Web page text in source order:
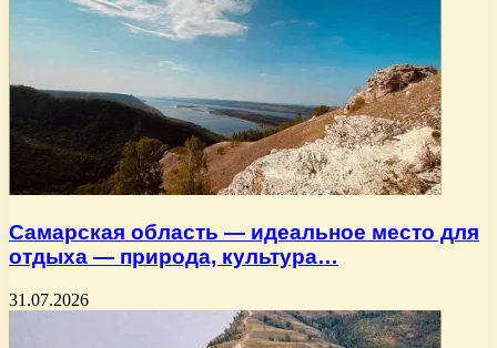
Самарская область — идеальное место для
отдыха — природа, культура…
31.07.2026